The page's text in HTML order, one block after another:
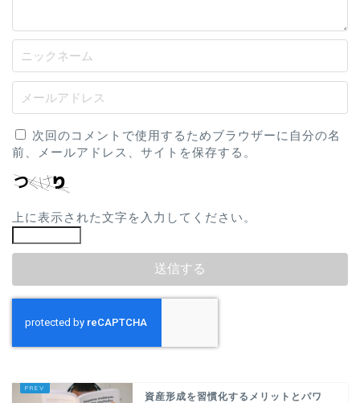
次回のコメントで使用するためブラウザーに自分の名
前、メールアドレス、サイトを保存する。
上に表示された文字を入力してください。
資産形成を習慣化するメリットとパワ